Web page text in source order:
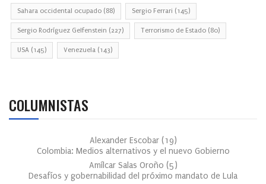
Sahara occidental ocupado (88) Sergio Ferrari (145)
Sergio Rodríguez Gelfenstein (227) Terrorismo de Estado (80)
USA (145) Venezuela (143)
COLUMNISTAS
Alexander Escobar (19)
Colombia: Medios alternativos y el nuevo Gobierno
Amílcar Salas Oroño (5)
Desafíos y gobernabilidad del próximo mandato de Lula